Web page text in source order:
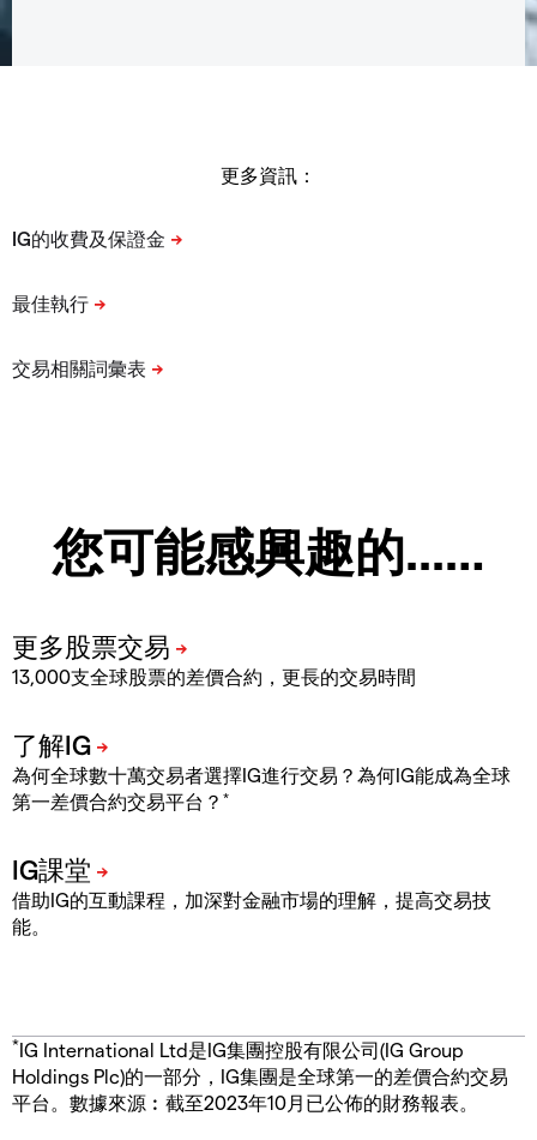
更多資訊：
您可能感興趣的...…
13,000支全球股票的差價合約，更長的交易時間
為何全球數十萬交易者選擇IG進行交易？為何IG能成為全球
第一差價合約交易平台？ *
借助IG的互動課程，加深對金融市場的理解，提高交易技
能。
*IG International Ltd是IG集團控股有限公司(IG Group
Holdings Plc)的一部分，IG集團是全球第一的差價合約交易
平台。數據來源︰截至2023年10月已公佈的財務報表。